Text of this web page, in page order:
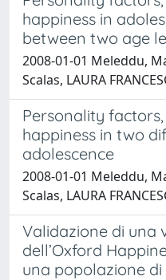
happiness in
between two age
2008-01-01 Meleddu,
Scalas, LAURA
Personality
happiness in two
adolescence
2008-01-01 Meleddu,
Scalas, LAURA
Validazione di una
dell’Oxford
una popolazione